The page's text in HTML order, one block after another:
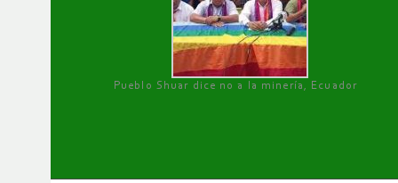
Pueblo Shuar dice no a la minería, Ecuador